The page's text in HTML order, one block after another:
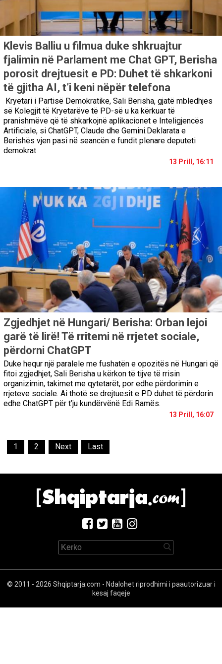
Klevis Balliu u filmua duke shkruajtur
fjalimin në Parlament me Chat GPT, Berisha
porosit drejtuesit e PD: Duhet të shkarkoni
të gjitha AI, t’i keni nëpër telefona
Kryetari i Partisë Demokratike, Sali Berisha, gjatë mbledhjes
së Kolegjit të Kryetarëve të PD-së u ka kërkuar të
pranishmëve që të shkarkojnë aplikacionet e Inteligjencës
Artificiale, si ChatGPT, Claude dhe Gemini.Deklarata e
Berishës vjen pasi në seancën e fundit plenare deputeti
demokrat
13 Prill, 16:11
Zgjedhjet në Hungari/ Berisha: Orban lejoi
garë të lirë! Të rritemi në rrjetet sociale,
përdorni ChatGPT
Duke hequr një paralele me fushatën e opozitës në Hungari që
fitoi zgjedhjet, Sali Berisha u kërkon të tijve të rrisin
organizimin, takimet me qytetarët, por edhe përdorimin e
rrjeteve sociale. Ai thotë se drejtuesit e PD duhet të përdorin
edhe ChatGPT për t’ju kundërvënë Edi Ramës.
13 Prill, 16:07
1 2 Next Last
© 2011 - 2026 Shqiptarja.com - Ndalohet riprodhimi i paautorizuar i
kesaj faqeje